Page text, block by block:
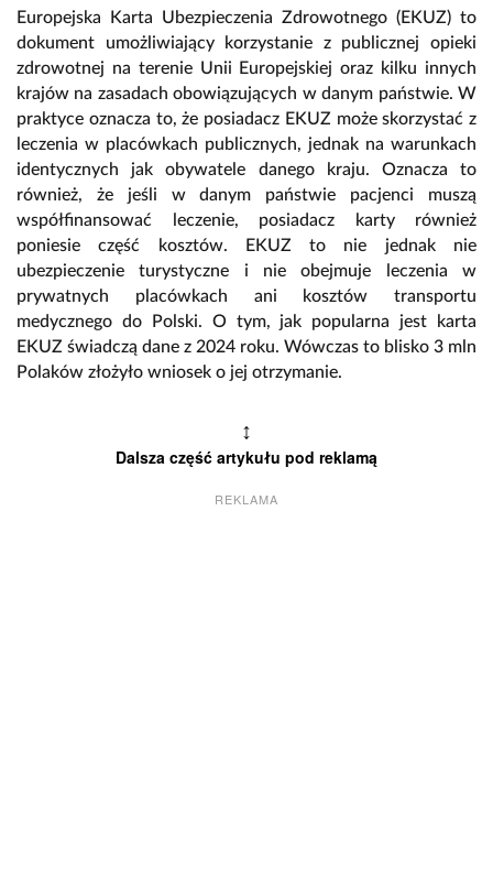
Europejska Karta Ubezpieczenia Zdrowotnego (EKUZ) to
dokument umożliwiający korzystanie z publicznej opieki
zdrowotnej na terenie Unii Europejskiej oraz kilku innych
krajów na zasadach obowiązujących w danym państwie. W
praktyce oznacza to, że posiadacz EKUZ może skorzystać z
leczenia w placówkach publicznych, jednak na warunkach
identycznych jak obywatele danego kraju. Oznacza to
również, że jeśli w danym państwie pacjenci muszą
współfinansować leczenie, posiadacz karty również
poniesie część kosztów. EKUZ to nie jednak nie
ubezpieczenie turystyczne i nie obejmuje leczenia w
prywatnych placówkach ani kosztów transportu
medycznego do Polski. O tym, jak popularna jest karta
EKUZ świadczą dane z 2024 roku. Wówczas to blisko 3 mln
Polaków złożyło wniosek o jej otrzymanie.
↕
Dalsza część artykułu pod reklamą
REKLAMA